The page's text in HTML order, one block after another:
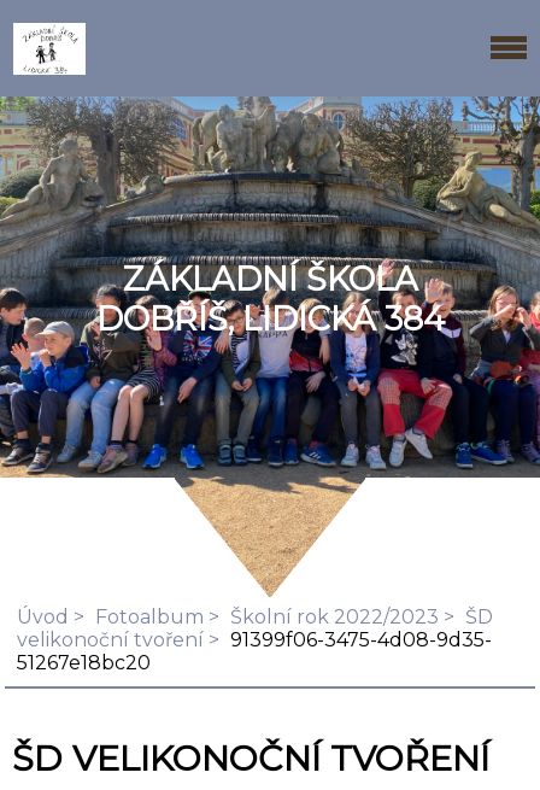
ZÁKLADNÍ ŠKOLA
DOBŘÍŠ, LIDICKÁ 384
Úvod Fotoalbum Školní rok 2022/2023
ŠD
velikonoční tvoření
91399f06-3475-4d08-9d35-
51267e18bc20
ŠD VELIKONOČNÍ TVOŘENÍ